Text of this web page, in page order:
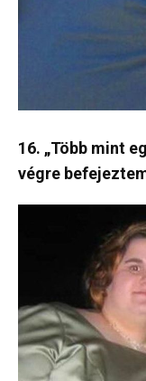
16. „Több mint
végre